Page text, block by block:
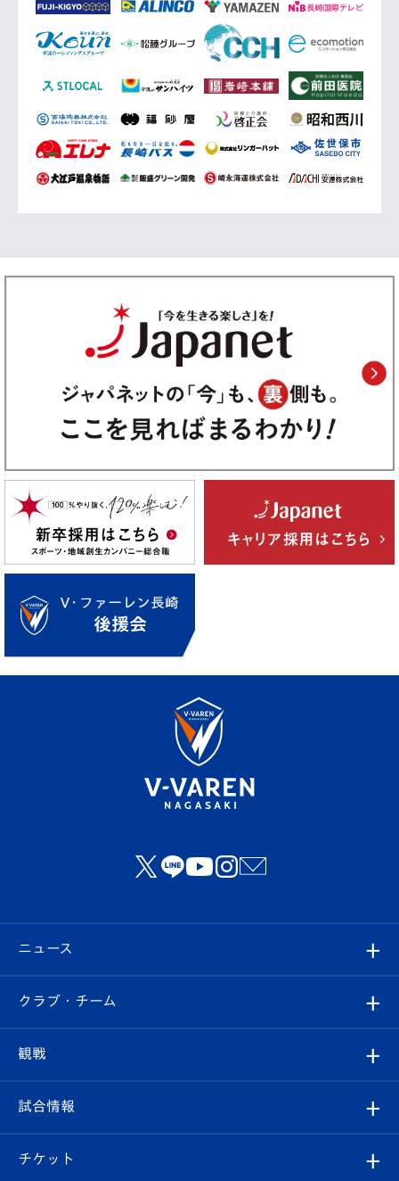
ニュース
すべて
クラブ
試合情報
クラブ・チーム
クラブ概要
観戦
観戦ルール
試合情報
試合日程/結果
チケット